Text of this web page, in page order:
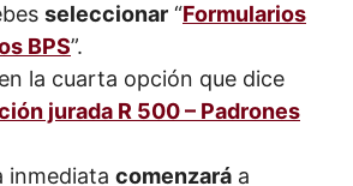
seleccionar “Formularios
BPS”.
en la cuarta opción que dice
jurada R 500 – Padrones
inmediata comenzará a